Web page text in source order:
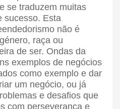
se traduzem muitas
sucesso. Esta
não é
raça ou
de ser. Ondas da
exemplos de negócios
como exemplo e dar
um negócio, ou já
e desafios que
com perseverança e